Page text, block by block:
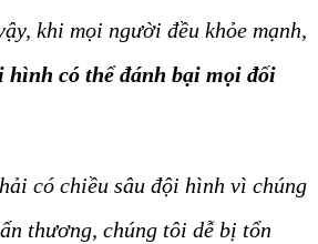
khi mọi người đều khỏe mạnh,
hình có thể đánh bại mọi đối
có chiều sâu đội hình vì chúng
thương, chúng tôi dễ bị tổn